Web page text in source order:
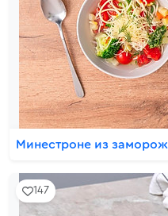
Минестроне из
147